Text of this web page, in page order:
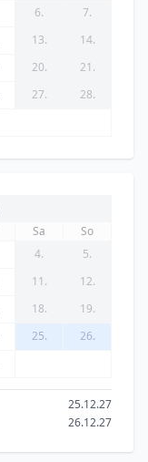
6.
7.
13.
14.
20.
21.
27.
28.
Sa
So
4.
5.
11.
12.
18.
19.
25.
26.
25.12.27
26.12.27